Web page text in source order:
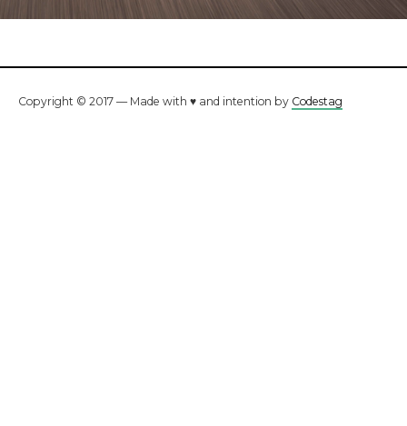
Copyright © 2017 — Made with ♥ and intention by Codestag